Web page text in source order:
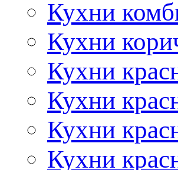
Кухни
Кухни
Кухни
Кухни
Кухни
Кухни